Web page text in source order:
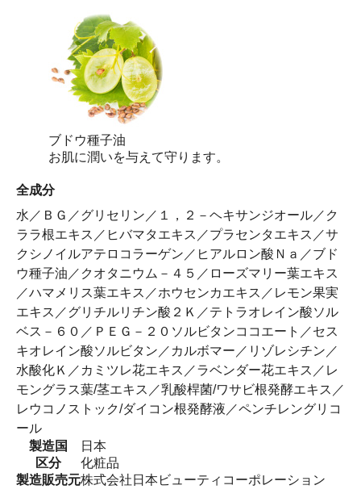
ブドウ種子油
お肌に潤いを与えて守ります。
全成分
水／ＢＧ／グリセリン／１，２－ヘキサンジオール／ク
ララ根エキス／ヒバマタエキス／プラセンタエキス／サ
クシノイルアテロコラーゲン／ヒアルロン酸Ｎａ／ブド
ウ種子油／クオタニウム－４５／ローズマリー葉エキス
／ハマメリス葉エキス／ホウセンカエキス／レモン果実
エキス／グリチルリチン酸２Ｋ／テトラオレイン酸ソル
ベス－６０／ＰＥＧ－２０ソルビタンココエート／セス
キオレイン酸ソルビタン／カルボマー／リゾレシチン／
水酸化Ｋ／カミツレ花エキス／ラベンダー花エキス／レ
モングラス葉/茎エキス／乳酸桿菌/ワサビ根発酵エキス／
レウコノストック/ダイコン根発酵液／ペンチレングリコ
ール
製造国
日本
区分
化粧品
製造販売元株式会社日本ビューティコーポレーション